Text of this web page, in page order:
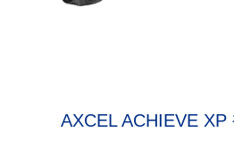
AXCEL ACHIEVE